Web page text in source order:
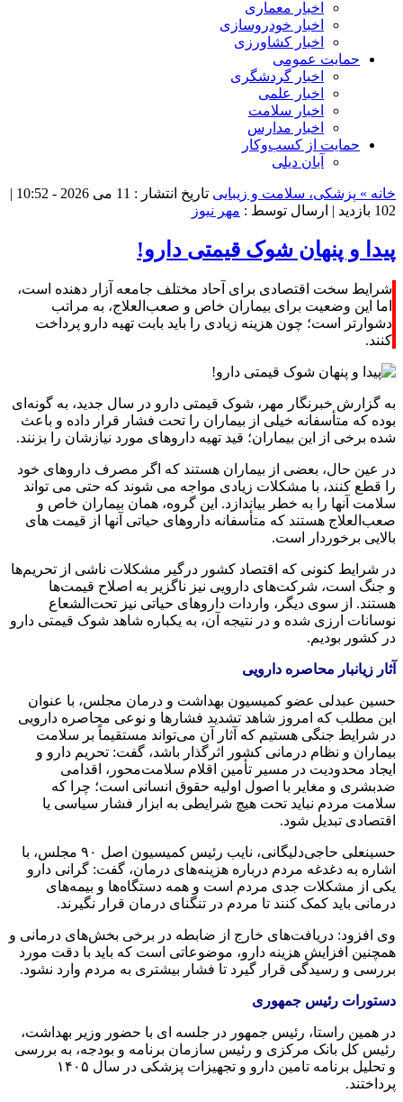
اخبار معماری
اخبار خودروسازی
اخبار کشاورزی
حمایت عمومی
اخبار گردشگری
اخبار علمی
اخبار سلامت
اخبار مدارس
حمایت از کسب‌وکار
آبان دیلی
خانه » پزشکی، سلامت و زیبایی تاریخ انتشار : 11 می 2026 - 10:52 |
102 بازدید
| ارسال توسط : مهر نیوز
پیدا و پنهان شوک قیمتی دارو!
شرایط سخت اقتصادی برای آحاد مختلف جامعه آزار دهنده است،
اما این وضعیت برای بیماران خاص و صعب‌العلاج، به مراتب
دشوارتر است؛ چون هزینه زیادی را باید بابت تهیه دارو پرداخت
کنند.
به گزارش خبرنگار مهر، شوک قیمتی دارو در سال جدید، به گونه‌ای
بوده که متأسفانه خیلی از بیماران را تحت فشار قرار داده و باعث
شده برخی از این بیماران؛ قید تهیه داروهای مورد نیازشان را بزنند.
در عین حال، بعضی از بیماران هستند که اگر مصرف داروهای خود
را قطع کنند، با مشکلات زیادی مواجه می شوند که حتی می تواند
سلامت آنها را به خطر بیاندازد. این گروه، همان بیماران خاص و
صعب‌العلاج هستند که متأسفانه داروهای حیاتی آنها از قیمت های
بالایی برخوردار است.
در شرایط کنونی که اقتصاد کشور درگیر مشکلات ناشی از تحریم‌ها
و جنگ است، شرکت‌های دارویی نیز ناگزیر به اصلاح قیمت‌ها
هستند. از سوی دیگر، واردات داروهای حیاتی نیز تحت‌الشعاع
نوسانات ارزی شده و در نتیجه آن، به یکباره شاهد شوک قیمتی دارو
در کشور بودیم.
آثار زیانبار محاصره دارویی
حسین عبدلی عضو کمیسیون بهداشت و درمان مجلس، با عنوان
این مطلب که امروز شاهد تشدید فشارها و نوعی محاصره دارویی
در شرایط جنگی هستیم که آثار آن می‌تواند مستقیماً بر سلامت
بیماران و نظام درمانی کشور اثرگذار باشد، گفت: تحریم دارو و
ایجاد محدودیت در مسیر تأمین اقلام سلامت‌محور، اقدامی
ضدبشری و مغایر با اصول اولیه حقوق انسانی است؛ چرا که
سلامت مردم نباید تحت هیچ شرایطی به ابزار فشار سیاسی یا
اقتصادی تبدیل شود.
حسینعلی حاجی‌دلیگانی، نایب رئیس کمیسیون اصل ۹۰ مجلس، با
اشاره به دغدغه مردم درباره هزینه‌های درمان، گفت: گرانی دارو
یکی از مشکلات جدی مردم است و همه دستگاه‌ها و بیمه‌های
درمانی باید کمک کنند تا مردم در تنگنای درمان قرار نگیرند.
وی افزود: دریافت‌های خارج از ضابطه در برخی بخش‌های درمانی و
همچنین افزایش هزینه دارو، موضوعاتی است که باید با دقت مورد
بررسی و رسیدگی قرار گیرد تا فشار بیشتری به مردم وارد نشود.
دستورات رئیس جمهوری
در همین راستا، رئیس جمهور در جلسه ای با حضور وزیر بهداشت،
رئیس کل بانک مرکزی و رئیس سازمان برنامه و بودجه، به بررسی
و تحلیل برنامه تامین دارو و تجهیزات پزشکی در سال ۱۴۰۵
پرداختند.